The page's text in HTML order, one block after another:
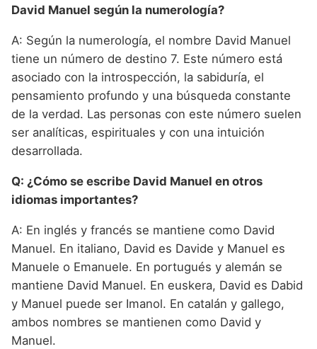
David Manuel según la numerología?
A: Según la numerología, el nombre David Manuel
tiene un número de destino 7. Este número está
asociado con la introspección, la sabiduría, el
pensamiento profundo y una búsqueda constante
de la verdad. Las personas con este número suelen
ser analíticas, espirituales y con una intuición
desarrollada.
Q: ¿Cómo se escribe David Manuel en otros
idiomas importantes?
A: En inglés y francés se mantiene como David
Manuel. En italiano, David es Davide y Manuel es
Manuele o Emanuele. En portugués y alemán se
mantiene David Manuel. En euskera, David es Dabid
y Manuel puede ser Imanol. En catalán y gallego,
ambos nombres se mantienen como David y
Manuel.